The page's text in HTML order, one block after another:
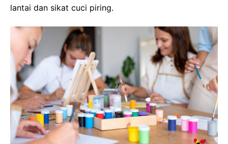
lantai dan sikat cuci piring.